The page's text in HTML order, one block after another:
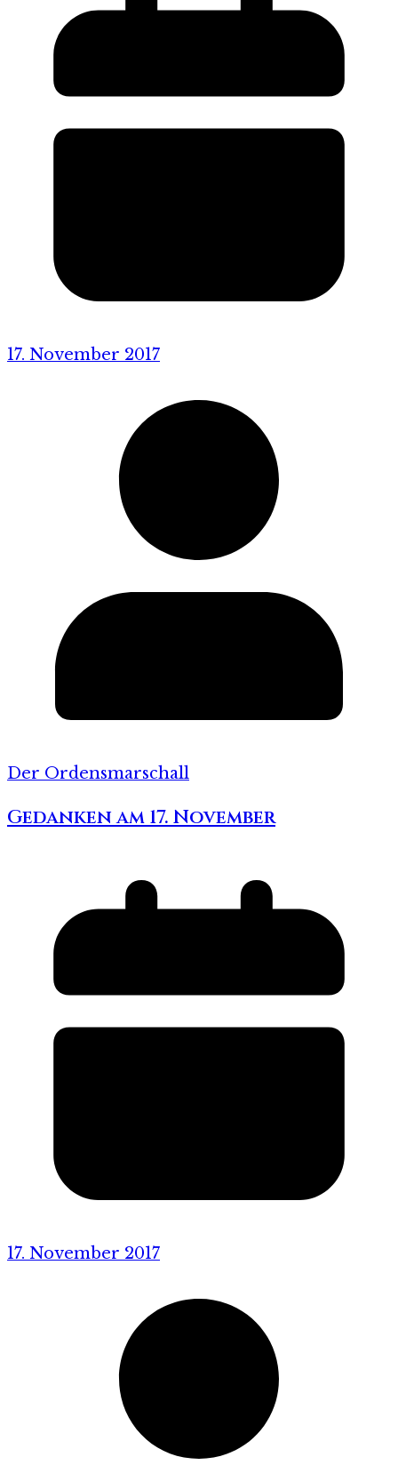
17. November 2017
Der Ordensmarschall
Gedanken am 17. November
17. November 2017